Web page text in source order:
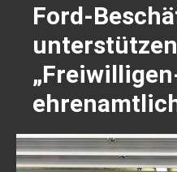
Ford-